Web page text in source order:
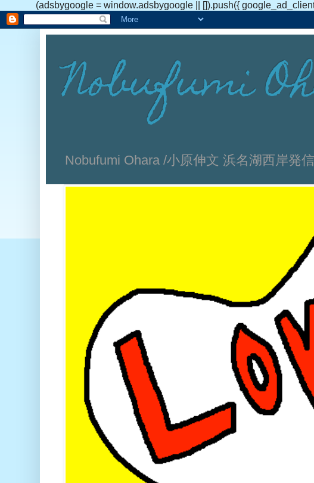
(adsbygoogle = window.adsbygoogle || []).push({
Nobufumi
Nobufumi Ohara /小原伸文 浜名湖西岸発